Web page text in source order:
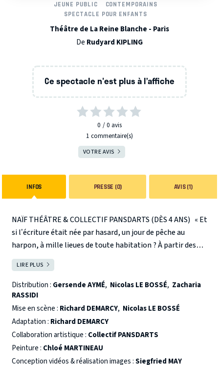
JEUNE PUBLIC
CONTEMPORAINS
SPECTACLE POUR ENFANTS
Théâtre de La Reine Blanche - Paris
De Rudyard KIPLING
Ce spectacle n'est plus à l’affiche
0 0 avis
1 commentaire(s)
VOTRE AVIS
INFOS PRESSE (0) AVIS (1)
NAÏF THÉÂTRE & COLLECTIF PANSDARTS (DÈS 4 ANS) « Et
si l’écriture était née par hasard, un jour de pêche au
harpon, à mille lieues de toute habitation ? À partir des
fameusesHistoires comme ça
l’aventure de Tifani, jeune fille au caractère ingénieux. ” Il
y a très longtemps, les hommes ne savaient ni lire, ni
écrire et n’en avaient d’ailleurs nulle envie … ” jusqu’à ce
qu’un besoin impérieux de communiquer à distance se
fasse sentir et inspire à Tifani une idée lumineuse … Mené
avec humour et fantaisie, ce conte qui s’appuie sur le jeu
d’acteurs, le cinéma et la musique, secoue le cocotier des
idées recues. »
LIRE PLUS
Distribution : Gersende AYMÉ, Nicolas LE BOSSÉ, Zacharia
RASSIDI
Mise en scène : Richard DEMARCY, Nicolas LE BOSSÉ
Adaptation : Richard DEMARCY
Collaboration artistique : Collectif PANSDARTS
Peinture : Chloé MARTINEAU
Conception vidéos & réalisation images :Siegfried MAY